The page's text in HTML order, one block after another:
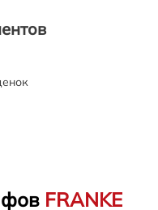
FRANKE